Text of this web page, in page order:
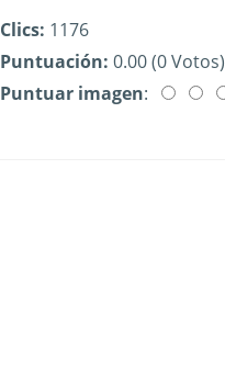
Clics: 1176
Puntuación: 0.00 (0 Votos)
Puntuar imagen: